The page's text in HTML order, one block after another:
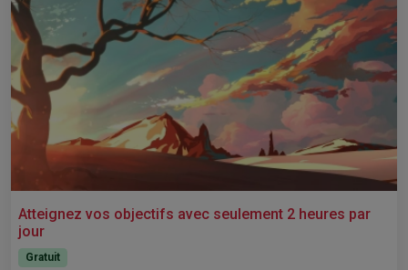
Atteignez vos objectifs avec seulement 2 heures par
jour
Gratuit